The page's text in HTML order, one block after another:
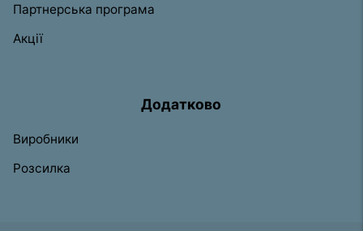
Партнерська програма
Акції
Додатково
Виробники
Розсилка